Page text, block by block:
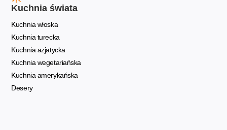
Kuchnia świata
Kuchnia włoska
Kuchnia turecka
Kuchnia azjatycka
Kuchnia wegetariańska
Kuchnia amerykańska
Desery